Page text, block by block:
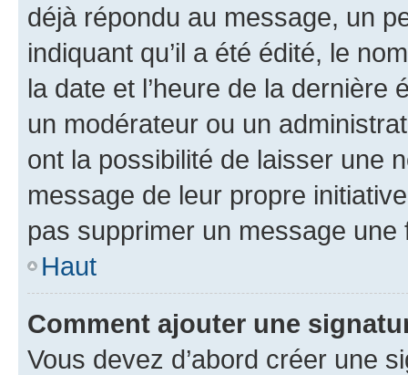
déjà répondu au message, un
indiquant qu’il a été édité, le
la date et l’heure de la dernière
un modérateur ou un
ont la possibilité de laisser une
message de leur propre
pas supprimer un message une
Haut
Comment ajouter une
Vous devez d’abord créer une